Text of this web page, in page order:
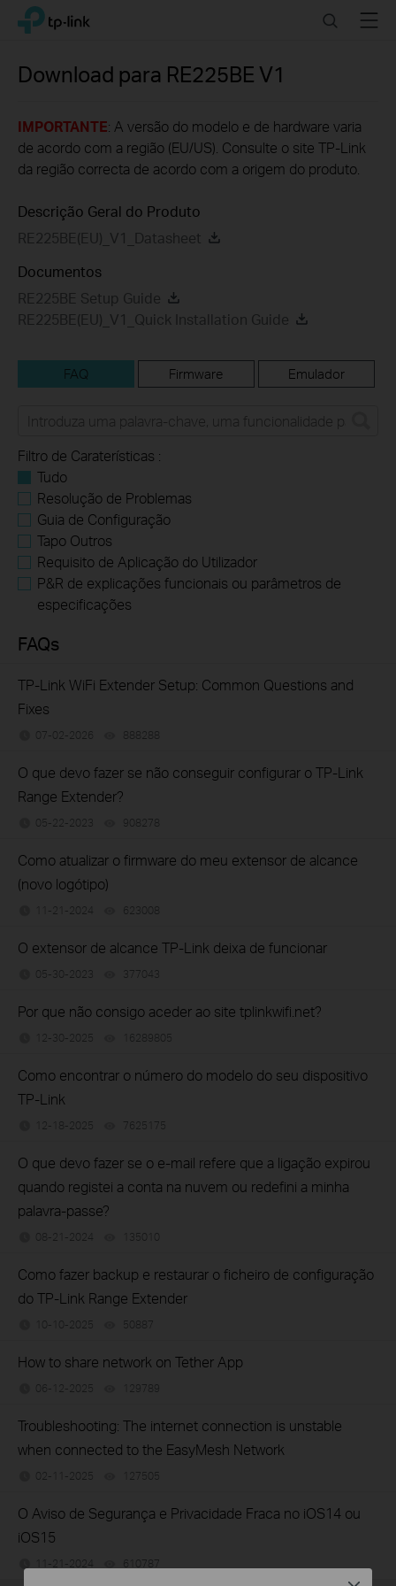
Click
navigation
TP-Link, Reliably Smart SearchMenu
Download para RE225BE V1
IMPORTANTE: A versão do modelo e de hardware varia
de acordo com a região (EU/US). Consulte o site TP-Link
da região correcta de acordo com a origem do produto.
Descrição Geral do Produto
RE225BE(EU)_V1_Datasheet
Documentos
RE225BE Setup Guide
RE225BE(EU)_V1_Quick Installation Guide
FAQ Firmware Emulador
Filtro de Caraterísticas :
Tudo
Resolução de Problemas
Guia de Configuração
Tapo Outros
Requisito de Aplicação do Utilizador
P&R de explicações funcionais ou parâmetros de
especificações
FAQs
TP-Link WiFi Extender Setup: Common Questions and
Fixes
07-02-2026 888288
O que devo fazer se não conseguir configurar o TP-Link
Range Extender?
05-22-2023 908278
Como atualizar o firmware do meu extensor de alcance
(novo logótipo)
11-21-2024 623008
O extensor de alcance TP-Link deixa de funcionar
05-30-2023 377043
Por que não consigo aceder ao site tplinkwifi.net?
12-30-2025 16289805
Como encontrar o número do modelo do seu dispositivo
TP-Link
12-18-2025 7625175
O que devo fazer se o e-mail refere que a ligação expirou
quando registei a conta na nuvem ou redefini a minha
palavra-passe?
08-21-2024 135010
Como fazer backup e restaurar o ficheiro de configuração
do TP-Link Range Extender
10-10-2025 50887
How to share network on Tether App
06-12-2025 129789
Troubleshooting: The internet connection is unstable
when connected to the EasyMesh Network
02-11-2025 127505
O Aviso de Segurança e Privacidade Fraca no iOS14 ou
iOS15
11-21-2024 610787